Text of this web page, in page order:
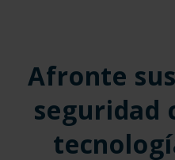
Afronte
seguridad